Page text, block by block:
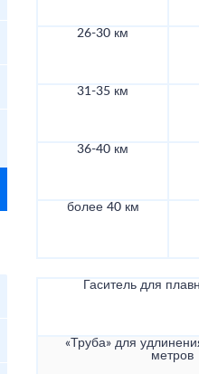
26-30 км
31-35 км
36-40 км
более 40 км
Гаситель для
«Труба» для
метров